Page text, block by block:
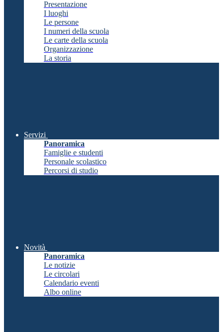
Presentazione
I luoghi
Le persone
I numeri della scuola
Le carte della scuola
Organizzazione
La storia
Servizi
Panoramica
Famiglie e studenti
Personale scolastico
Percorsi di studio
Novità
Panoramica
Le notizie
Le circolari
Calendario eventi
Albo online